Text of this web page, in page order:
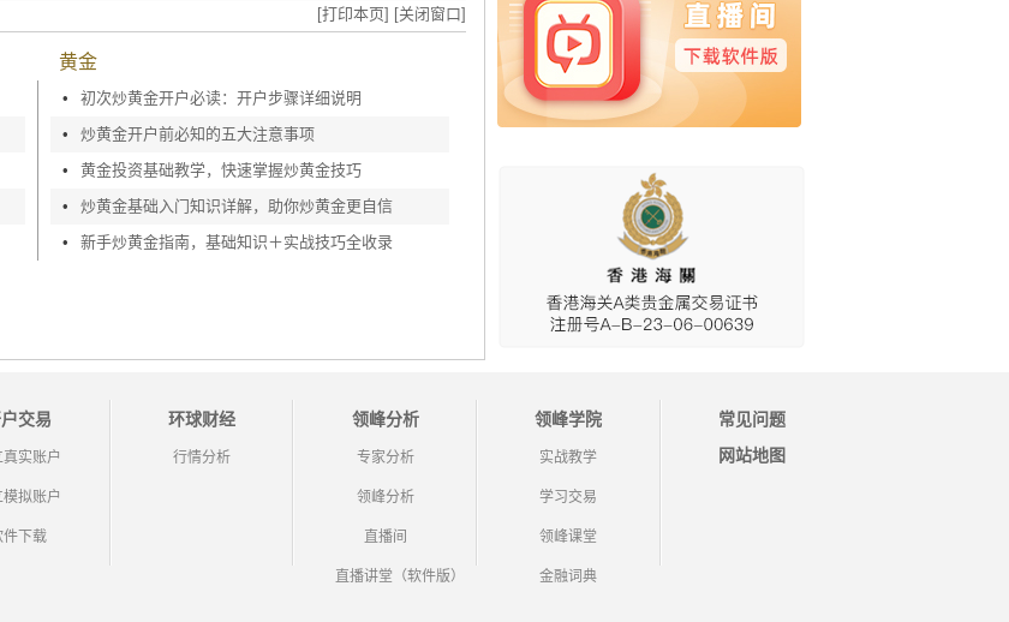
[打印本页] [关闭窗口]
黄金
•
初次炒黄金开户必读：开户步骤详细说明
•
炒黄金开户前必知的五大注意事项
•
黄金投资基础教学，快速掌握炒黄金技巧
•
炒黄金基础入门知识详解，助你炒黄金更自信
•
新手炒黄金指南，基础知识＋实战技巧全收录
交易
真实账户
模拟账户
件下载
环球财经
行情分析
领峰分析
专家分析
领峰分析
直播间
直播讲堂（软件版）
领峰学院
实战教学
学习交易
领峰课堂
金融词典
常见问题
网站地图